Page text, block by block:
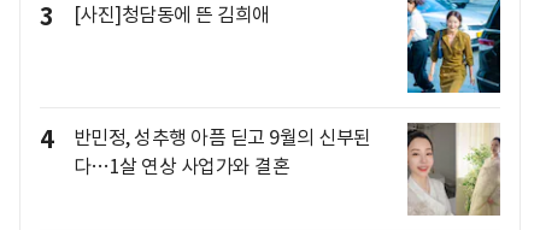
3 [사진]청담동에 뜬 김희애
4
반민정, 성추행 아픔 딛고 9월의 신부된
다…1살 연상 사업가와 결혼